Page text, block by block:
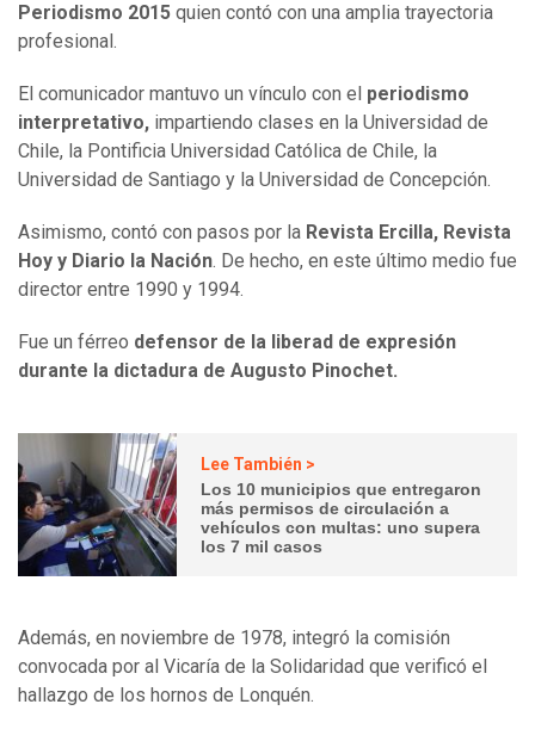
Periodismo 2015 quien contó con una amplia trayectoria
profesional.
El comunicador mantuvo un vínculo con el periodismo
interpretativo, impartiendo clases en la Universidad de
Chile, la Pontificia Universidad Católica de Chile, la
Universidad de Santiago y la Universidad de Concepción.
Asimismo, contó con pasos por la Revista Ercilla, Revista
Hoy y Diario la Nación. De hecho, en este último medio fue
director entre 1990 y 1994.
Fue un férreo defensor de la liberad de expresión
durante la dictadura de Augusto Pinochet.
Lee También >
Los 10 municipios que entregaron
más permisos de circulación a
vehículos con multas: uno supera
los 7 mil casos
Además, en noviembre de 1978, integró la comisión
convocada por al Vicaría de la Solidaridad que verificó el
hallazgo de los hornos de Lonquén.